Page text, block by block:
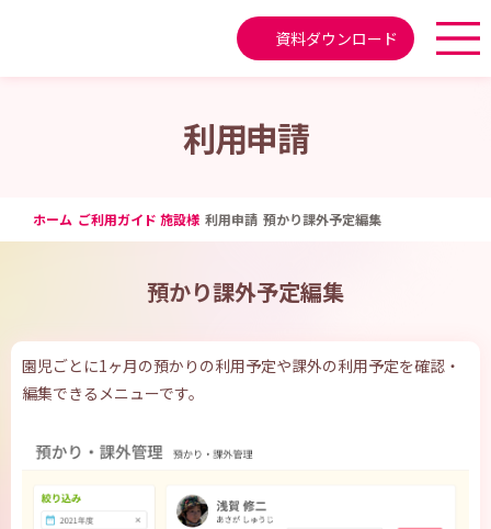
資料ダウンロード
利用申請
ホーム ご利用ガイド 施設様 利用申請 預かり課外予定編集
預かり課外予定編集
園児ごとに1ヶ月の預かりの利用予定や課外の利用予定を確認・
編集できるメニューです。